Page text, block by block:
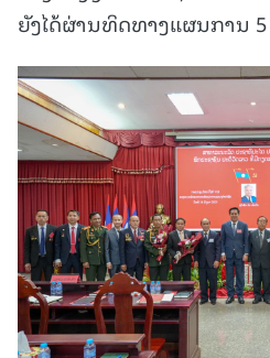
ຍັງໄດ້ຜ່ານທິດທາງແຜນການ